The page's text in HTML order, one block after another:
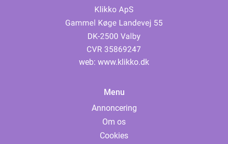
web: www.klikko.dk
Menu
Annoncering
Om os
Cookies